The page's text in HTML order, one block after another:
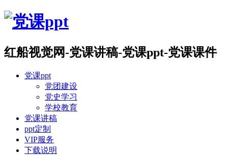
红船视觉网-党课讲稿-党课ppt-党课课件
党课ppt
党团建设
党史学习
学校教育
党课讲稿
ppt定制
VIP服务
下载说明